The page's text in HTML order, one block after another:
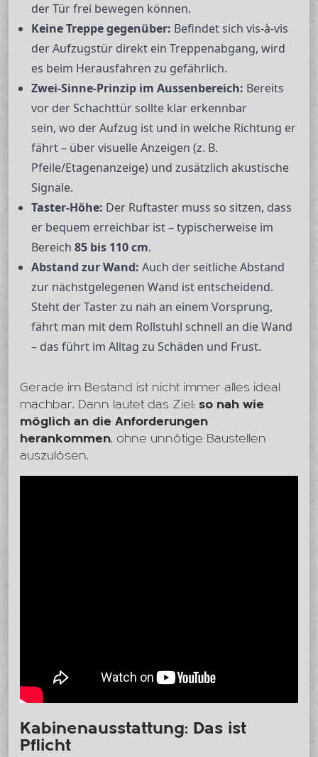
der Tür frei bewegen können.
Keine Treppe gegenüber: Befindet sich vis-à-vis
der Aufzugstür direkt ein Treppenabgang, wird
es beim Herausfahren zu gefährlich.
Zwei-Sinne-Prinzip im Aussenbereich: Bereits
vor der Schachttür sollte klar erkennbar
sein, wo der Aufzug ist und in welche Richtung er
fährt – über visuelle Anzeigen (z. B.
Pfeile/Etagenanzeige) und zusätzlich akustische
Signale.
Taster-Höhe: Der Ruftaster muss so sitzen, dass
er bequem erreichbar ist – typischerweise im
Bereich 85 bis 110 cm.
Abstand zur Wand: Auch der seitliche Abstand
zur nächstgelegenen Wand ist entscheidend.
Steht der Taster zu nah an einem Vorsprung,
fährt man mit dem Rollstuhl schnell an die Wand
– das führt im Alltag zu Schäden und Frust.
Gerade im Bestand ist nicht immer alles ideal
machbar. Dann lautet das Ziel: so nah wie
möglich an die Anforderungen
herankommen, ohne unnötige Baustellen
auszulösen.
Kabinenausstattung: Das ist
Pflicht